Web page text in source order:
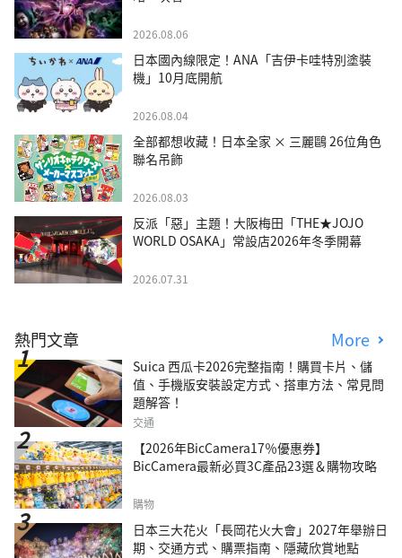
2026.08.06
日本國內線限定！ANA「吉伊卡哇特別塗裝
機」10月底開航
2026.08.04
全部都想收藏！日本全家 × 三麗鷗 26位角色
聯名吊飾
2026.08.03
反派「惡」主題！大阪梅田「THE★JOJO
WORLD OSAKA」常設店2026年冬季開幕
2026.07.31
熱門文章 More
Suica 西瓜卡2026完整指南！購買卡片、儲
值、手機版安裝設定方式、搭車方法、常見問
題解答！
交通
【2026年BicCamera17％優惠券】
BicCamera最新必買3C產品23選＆購物攻略
購物
日本三大花火「長岡花火大會」2027年舉辦日
期、交通方式、購票指南、隱藏欣賞地點